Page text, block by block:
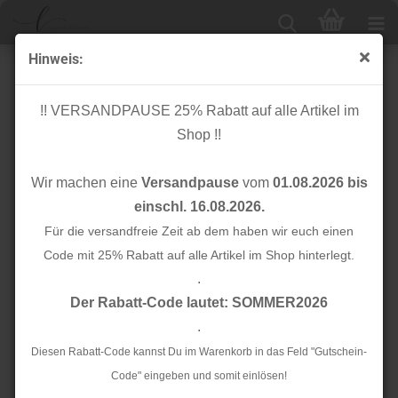
Hinweis:
!! VERSANDPAUSE 25% Rabatt auf alle Artikel im
Shop !!
Wir machen eine Versandpausevom 01.08.2026 bis
einschl. 16.08.2026.
Für die versandfreie Zeit ab dem haben wir euch einen
Code mit 25% Rabatt auf alle Artikel im Shop hinterlegt.
.
Der Rabatt-Code lautet: SOMMER2026
.
Diesen Rabatt-Code kannst Du im Warenkorb in das Feld "Gutschein-
Code" eingeben und somit einlösen!
Smooth Drape Twill mit TENCEL™ - puff - MeetMilk